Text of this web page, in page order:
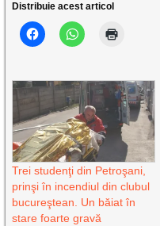
Distribuie acest articol
Trei studenţi din Petroşani,
prinşi în incendiul din clubul
bucureştean. Un băiat în
stare foarte gravă